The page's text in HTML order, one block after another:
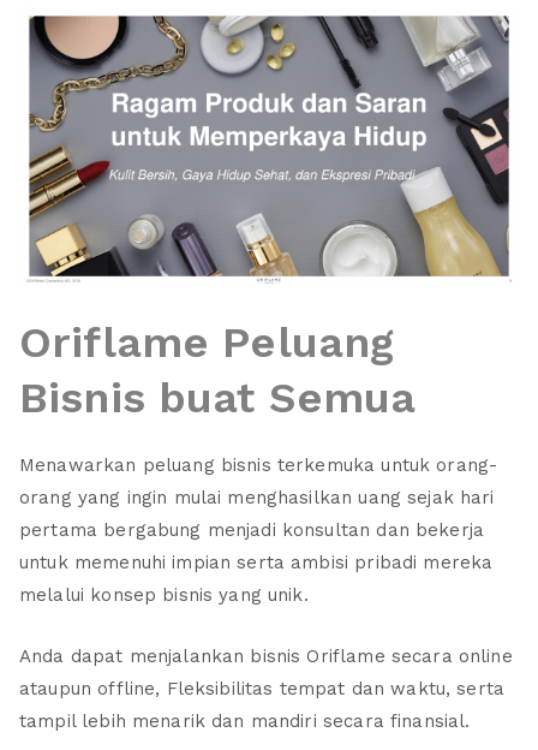
Oriflame Peluang
Bisnis buat Semua
Menawarkan peluang bisnis terkemuka untuk orang-
orang yang ingin mulai menghasilkan uang sejak hari
pertama bergabung menjadi konsultan dan bekerja
untuk memenuhi impian serta ambisi pribadi mereka
melalui konsep bisnis yang unik.
Anda dapat menjalankan bisnis Oriflame secara online
ataupun offline, Fleksibilitas tempat dan waktu, serta
tampil lebih menarik dan mandiri secara finansial.